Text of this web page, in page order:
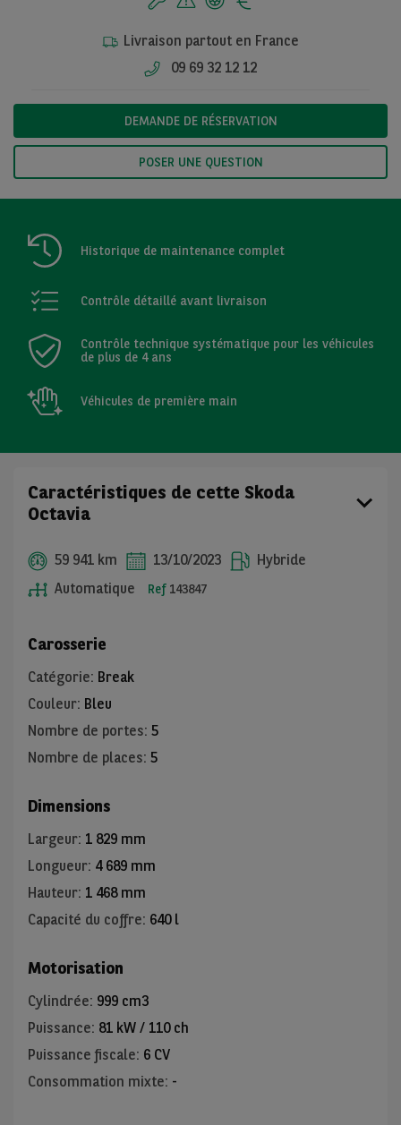
Livraison partout en France
09 69 32 12 12
DEMANDE DE RÉSERVATION
POSER UNE QUESTION
Historique de maintenance complet
Contrôle détaillé avant livraison
Contrôle technique systématique pour les véhicules
de plus de 4 ans
Véhicules de première main
Caractéristiques de cette Skoda
Octavia
59 941 km 13/10/2023
Hybride
Automatique
Ref 143847
Carosserie
Catégorie: Break
Couleur: Bleu
Nombre de portes: 5
Nombre de places: 5
Dimensions
Largeur: 1 829 mm
Longueur: 4 689 mm
Hauteur: 1 468 mm
Capacité du coffre: 640 l
Motorisation
Cylindrée: 999 cm3
Puissance: 81 kW / 110 ch
Puissance fiscale: 6 CV
Consommation mixte: -